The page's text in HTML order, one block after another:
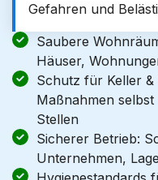
Gefahren und
Saubere
Häuser,
Schutz für Keller &
Maßnahmen
Stellen
Sicherer Betrieb:
Unternehmen,